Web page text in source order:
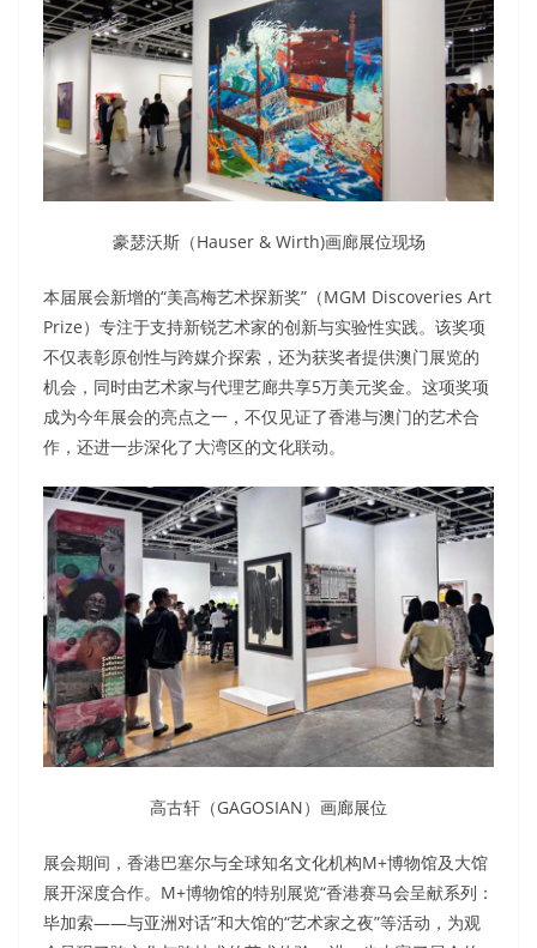
豪瑟沃斯（Hauser & Wirth)画廊展位现场
本届展会新增的“美高梅艺术探新奖”（MGM Discoveries Art
Prize）专注于支持新锐艺术家的创新与实验性实践。该奖项
不仅表彰原创性与跨媒介探索，还为获奖者提供澳门展览的
机会，同时由艺术家与代理艺廊共享5万美元奖金。这项奖项
成为今年展会的亮点之一，不仅见证了香港与澳门的艺术合
作，还进一步深化了大湾区的文化联动。
高古轩（GAGOSIAN）画廊展位
展会期间，香港巴塞尔与全球知名文化机构M+博物馆及大馆
展开深度合作。M+博物馆的特别展览“香港赛马会呈献系列：
毕加索——与亚洲对话”和大馆的“艺术家之夜”等活动，为观